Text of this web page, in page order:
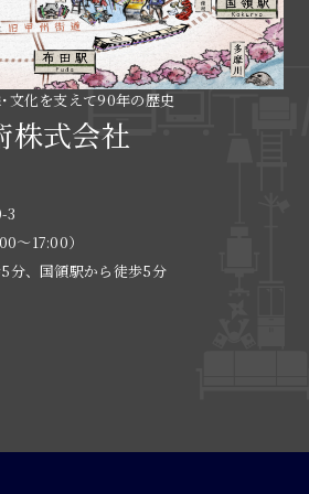
文化を支えて90年の歴史
株式会社
3
〜17:00）
、国領駅から徒歩5分